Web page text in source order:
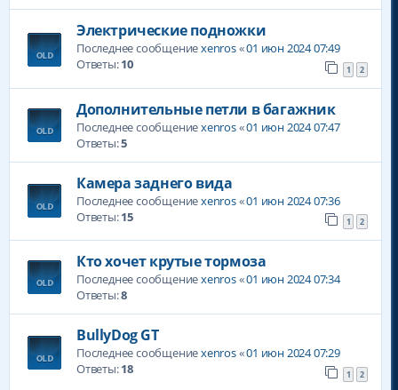
Электрические подножки
Последнее сообщениеxenros«01 июн 2024 07:49
Ответы:10 1 2
Дополнительные петли в багажник
Последнее сообщениеxenros«01 июн 2024 07:47
Ответы:5
Камера заднего вида
Последнее сообщениеxenros«01 июн 2024 07:36
Ответы:15 1 2
Кто хочет крутые тормоза
Последнее сообщениеxenros«01 июн 2024 07:34
Ответы:8
BullyDog GT
Последнее сообщениеxenros«01 июн 2024 07:29
Ответы:18 1 2